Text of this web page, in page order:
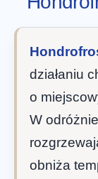
działaniu
o
W
obniża